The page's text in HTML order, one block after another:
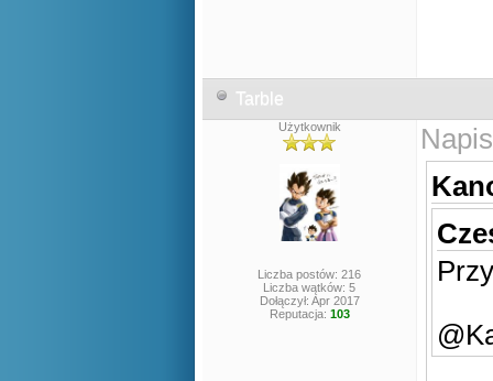
Tarble
Użytkownik
Liczba postów: 216
Liczba wątków: 5
Dołączył: Apr 2017
Reputacja: 103